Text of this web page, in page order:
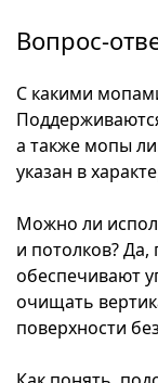
Вопрос-
С какими
а также мопы
указан в
Можно ли
и потолков?Да,
обеспечивают
очищать
поверхности